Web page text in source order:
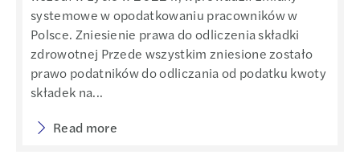
systemowe w opodatkowaniu pracowników w
Polsce. Zniesienie prawa do odliczenia składki
zdrowotnej Przede wszystkim zniesione zostało
prawo podatników do odliczania od podatku kwoty
składek na...
Read more